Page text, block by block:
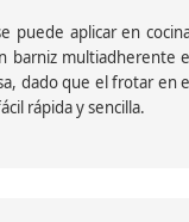
aplicar en
multiadherente
dado que el frotar en
rápida y sencilla.